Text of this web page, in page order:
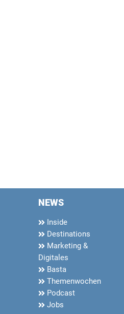
NEWS
Inside
Destinations
Marketing &
Digitales
Basta
Themenwochen
Podcast
Jobs